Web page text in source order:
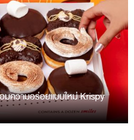
ความอร่อยแบบใหม่ Krispy